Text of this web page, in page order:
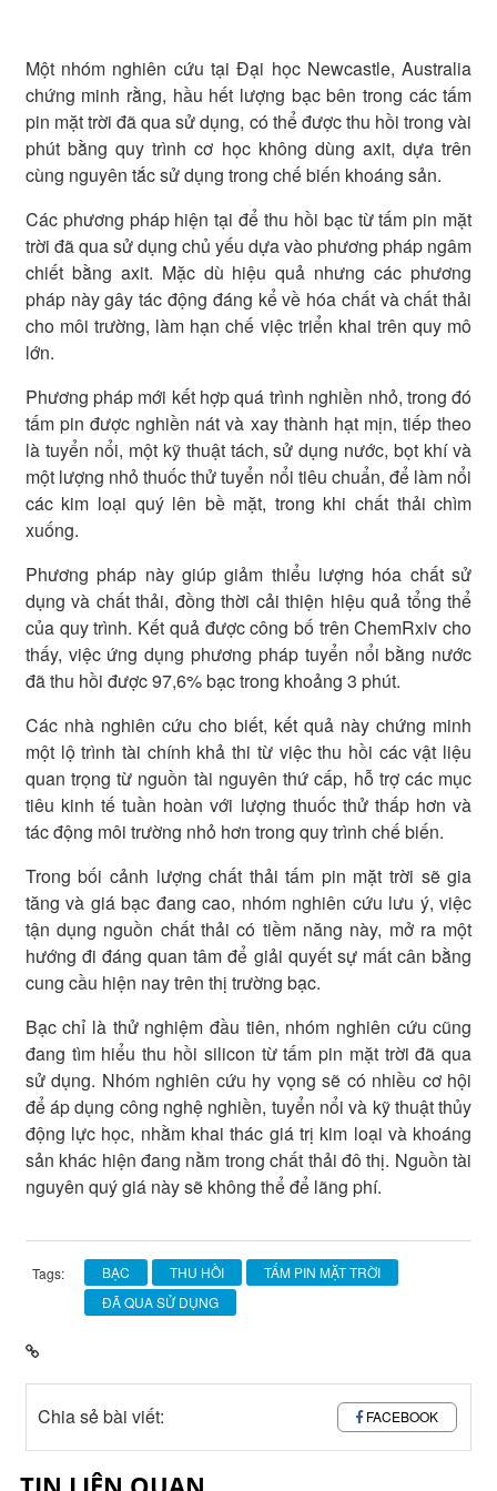
Một nhóm nghiên cứu tại Đại học Newcastle, Australia
chứng minh rằng, hầu hết lượng bạc bên trong các tấm
pin mặt trời đã qua sử dụng, có thể được thu hồi trong vài
phút bằng quy trình cơ học không dùng axit, dựa trên
cùng nguyên tắc sử dụng trong chế biến khoáng sản.
Các phương pháp hiện tại để thu hồi bạc từ tấm pin mặt
trời đã qua sử dụng chủ yếu dựa vào phương pháp ngâm
chiết bằng axit. Mặc dù hiệu quả nhưng các phương
pháp này gây tác động đáng kể về hóa chất và chất thải
cho môi trường, làm hạn chế việc triển khai trên quy mô
lớn.
Phương pháp mới kết hợp quá trình nghiền nhỏ, trong đó
tấm pin được nghiền nát và xay thành hạt mịn, tiếp theo
là tuyển nổi, một kỹ thuật tách, sử dụng nước, bọt khí và
một lượng nhỏ thuốc thử tuyển nổi tiêu chuẩn, để làm nổi
các kim loại quý lên bề mặt, trong khi chất thải chìm
xuống.
Phương pháp này giúp giảm thiểu lượng hóa chất sử
dụng và chất thải, đồng thời cải thiện hiệu quả tổng thể
của quy trình. Kết quả được công bố trên ChemRxiv cho
thấy, việc ứng dụng phương pháp tuyển nổi bằng nước
đã thu hồi được 97,6% bạc trong khoảng 3 phút.
Các nhà nghiên cứu cho biết, kết quả này chứng minh
một lộ trình tài chính khả thi từ việc thu hồi các vật liệu
quan trọng từ nguồn tài nguyên thứ cấp, hỗ trợ các mục
tiêu kinh tế tuần hoàn với lượng thuốc thử thấp hơn và
tác động môi trường nhỏ hơn trong quy trình chế biến.
Trong bối cảnh lượng chất thải tấm pin mặt trời sẽ gia
tăng và giá bạc đang cao, nhóm nghiên cứu lưu ý, việc
tận dụng nguồn chất thải có tiềm năng này, mở ra một
hướng đi đáng quan tâm để giải quyết sự mất cân bằng
cung cầu hiện nay trên thị trường bạc.
Bạc chỉ là thử nghiệm đầu tiên, nhóm nghiên cứu cũng
đang tìm hiểu thu hồi silicon từ tấm pin mặt trời đã qua
sử dụng. Nhóm nghiên cứu hy vọng sẽ có nhiều cơ hội
để áp dụng công nghệ nghiền, tuyển nổi và kỹ thuật thủy
động lực học, nhằm khai thác giá trị kim loại và khoáng
sản khác hiện đang nằm trong chất thải đô thị. Nguồn tài
nguyên quý giá này sẽ không thể để lãng phí.
Tags: BẠC THU HỒI
TẤM PIN MẶT TRỜI
ĐÃ QUA SỬ DỤNG
Chia sẻ bài viết: FACEBOOK